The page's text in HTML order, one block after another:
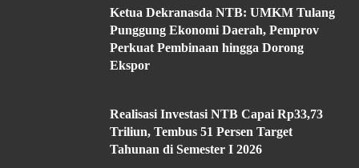
Ketua Dekranasda NTB: UMKM Tulang
Punggung Ekonomi Daerah, Pemprov
Perkuat Pembinaan hingga Dorong
Ekspor
Realisasi Investasi NTB Capai Rp33,73
Triliun, Tembus 51 Persen Target
Tahunan di Semester I 2026